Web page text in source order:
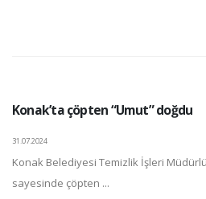
Konak’ta çöpten “Umut” doğdu
31.07.2024
Konak Belediyesi Temizlik İşleri
sayesinde çöpten ...